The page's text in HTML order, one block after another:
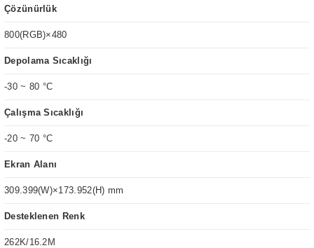
Çözünürlük
800(RGB)×480
Depolama Sıcaklığı
-30 ~ 80 °C
Çalışma Sıcaklığı
-20 ~ 70 °C
Ekran Alanı
309.399(W)×173.952(H) mm
Desteklenen Renk
262K/16.2M